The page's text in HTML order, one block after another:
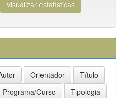
Visualizar estatísticas